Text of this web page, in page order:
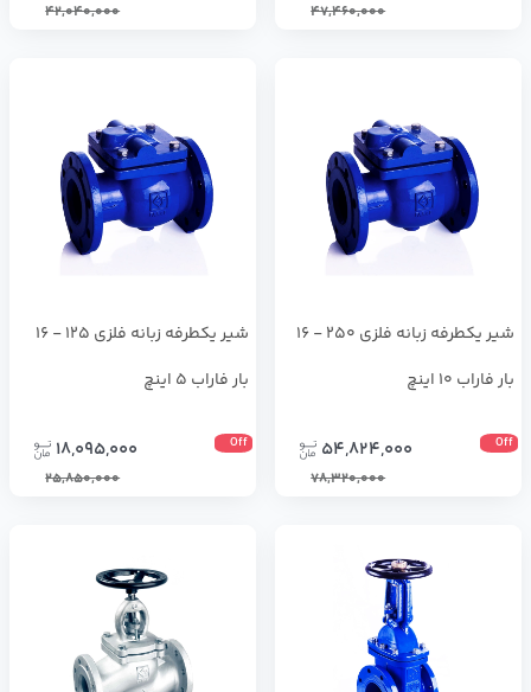
47,460,000
42,040,000
شیر یکطرفه زبانه فلزی 250 - 16
بار فاراب 10 اینچ
Off
54,824,000
78,320,000
شیر یکطرفه زبانه فلزی 125 - 16
بار فاراب 5 اینچ
Off
18,095,000
25,850,000